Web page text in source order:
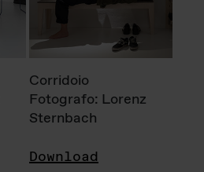
Corridoio
Fotografo: Lorenz
Sternbach
Download